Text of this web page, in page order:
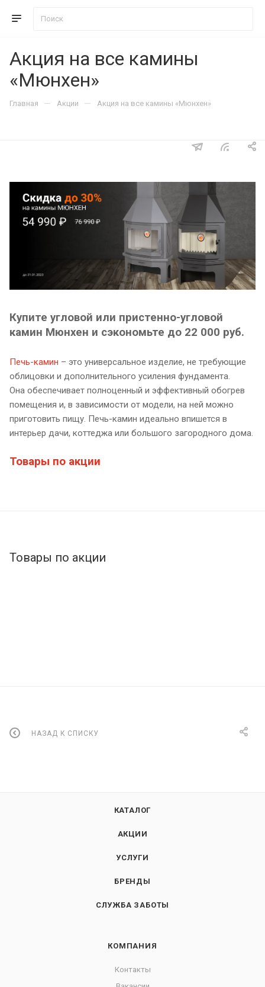
Акция на все камины
«Мюнхен»
Главная — Акции — Акция на все камины «Мюнхен»
Купите угловой или пристенно-угловой
камин Мюнхен и сэкономьте до 22 000 руб.
Печь-камин – это универсальное изделие, не требующие
облицовки и дополнительного усиления фундамента.
Она обеспечивает полноценный и эффективный обогрев
помещения и, в зависимости от модели, на ней можно
приготовить пищу. Печь-камин идеально впишется в
интерьер дачи, коттеджа или большого загородного дома.
Товары по акции
Товары по акции
НАЗАД К СПИСКУ
КАТАЛОГ
АКЦИИ
УСЛУГИ
БРЕНДЫ
СЛУЖБА ЗАБОТЫ
КОМПАНИЯ
Контакты